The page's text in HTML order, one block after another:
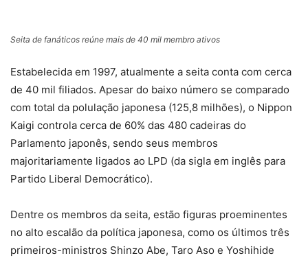
Seita de fanáticos reúne mais de 40 mil membro ativos
Estabelecida em 1997, atualmente a seita conta com cerca
de 40 mil filiados. Apesar do baixo número se comparado
com total da polulação japonesa (125,8 milhões), o Nippon
Kaigi controla cerca de 60% das 480 cadeiras do
Parlamento japonês, sendo seus membros
majoritariamente ligados ao LPD (da sigla em inglês para
Partido Liberal Democrático).
Dentre os membros da seita, estão figuras proeminentes
no alto escalão da política japonesa, como os últimos três
primeiros-ministros Shinzo Abe, Taro Aso e Yoshihide